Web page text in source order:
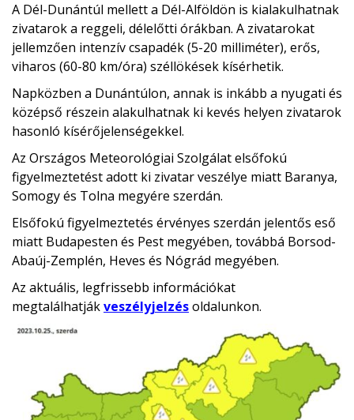
A Dél-Dunántúl mellett a Dél-Alföldön is kialakulhatnak
zivatarok a reggeli, délelőtti órákban. A zivatarokat
jellemzően intenzív csapadék (5-20 milliméter), erős,
viharos (60-80 km/óra) széllökések kísérhetik.
Napközben a Dunántúlon, annak is inkább a nyugati és
középső részein alakulhatnak ki kevés helyen zivatarok
hasonló kísérőjelenségekkel.
Az Országos Meteorológiai Szolgálat elsőfokú
figyelmeztetést adott ki zivatar veszélye miatt Baranya,
Somogy és Tolna megyére szerdán.
Elsőfokú figyelmeztetés érvényes szerdán jelentős eső
miatt Budapesten és Pest megyében, továbbá Borsod-
Abaúj-Zemplén, Heves és Nógrád megyében.
Az aktuális, legfrissebb információkat
megtalálhatjákveszélyjelzésoldalunkon.